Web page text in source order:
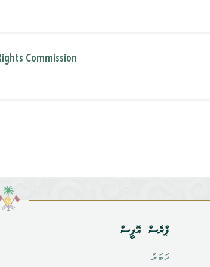
Commission
ޕްރެސް އޮފީސް
ޚަބަރު